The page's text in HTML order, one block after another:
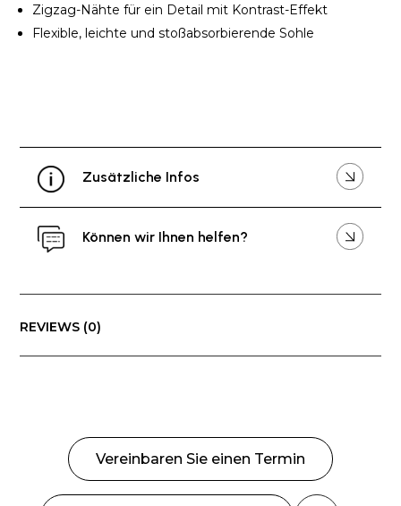
Zigzag-Nähte für ein Detail mit Kontrast-Effekt
Flexible, leichte und stoßabsorbierende Sohle
Zusätzliche Infos
Können wir Ihnen helfen?
REVIEWS (0)
Vereinbaren Sie einen Termin